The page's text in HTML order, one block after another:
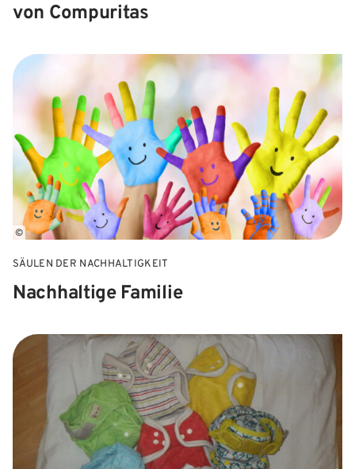
von Compuritas
©
SÄULEN DER NACHHALTIGKEIT
Nachhaltige Familie